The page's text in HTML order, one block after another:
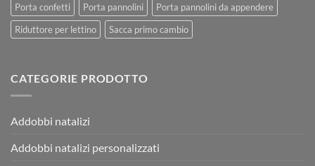
Porta confetti
Porta pannolini
Porta pannolini da appendere
Riduttore per lettino
Sacca primo cambio
CATEGORIE PRODOTTO
Addobbi natalizi
Addobbi natalizi personalizzati